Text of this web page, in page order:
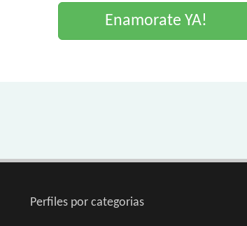
Enamorate YA!
Perfiles por categorias